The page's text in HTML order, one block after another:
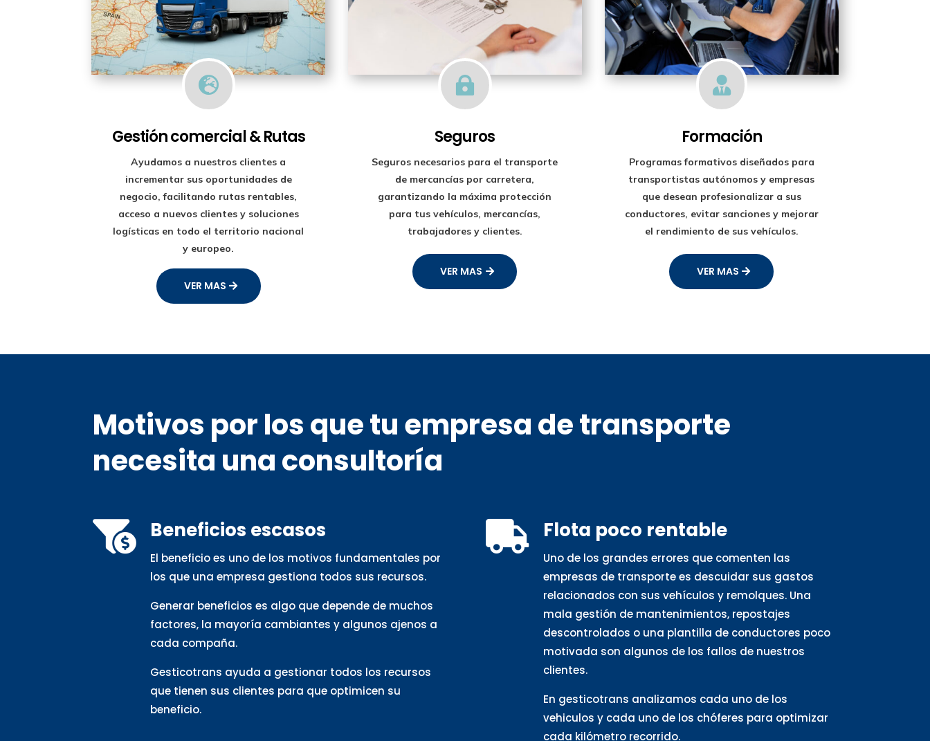

Gestión comercial & Rutas
Ayudamos a nuestros clientes a
incrementar sus oportunidades de
negocio, facilitando rutas rentables,
acceso a nuevos clientes y soluciones
logísticas en todo el territorio nacional
y europeo.
VER MAS

Seguros
Seguros necesarios para el transporte
de mercancías por carretera,
garantizando la máxima protección
para tus vehículos, mercancías,
trabajadores y clientes.
VER MAS

Formación
Programas formativos diseñados para
transportistas autónomos y empresas
que desean profesionalizar a sus
conductores, evitar sanciones y mejorar
el rendimiento de sus vehículos.
VER MAS
Motivos por los que tu empresa de transporte
necesita una consultoría
 Beneficios escasos
El beneficio es uno de los motivos fundamentales por
los que una empresa gestiona todos sus recursos.
Generar beneficios es algo que depende de muchos
factores, la mayoría cambiantes y algunos ajenos a
cada compaña.
Gesticotrans ayuda a gestionar todos los recursos
que tienen sus clientes para que optimicen su
beneficio.
 Flota poco rentable
Uno de los grandes errores que comenten las
empresas de transporte es descuidar sus gastos
relacionados con sus vehículos y remolques. Una
mala gestión de mantenimientos, repostajes
descontrolados o una plantilla de conductores poco
motivada son algunos de los fallos de nuestros
clientes.
En gesticotrans analizamos cada uno de los
vehiculos y cada uno de los chóferes para optimizar
cada kilómetro recorrido.